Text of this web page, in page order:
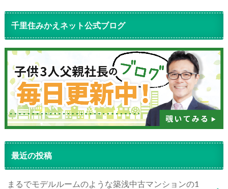
千里住みかえネット公式ブログ
最近の投稿
まるでモデルルームのような築浅中古マンションの1